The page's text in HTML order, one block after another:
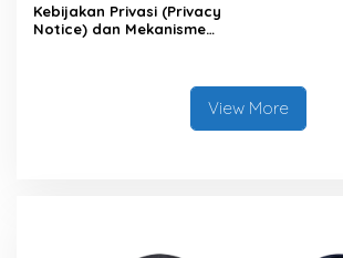
Kebijakan Privasi (Privacy
Notice) dan Mekanisme
View More